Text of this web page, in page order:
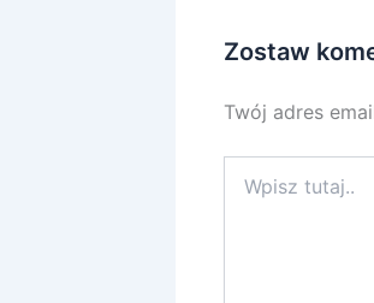
Zostaw
Twój adres
tutaj..